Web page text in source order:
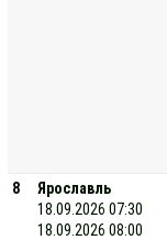
8
Ярославль
18.09.2026 07:30
18.09.2026 08:00